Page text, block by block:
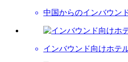
中国からのインバウン
インバウンド向けホテ